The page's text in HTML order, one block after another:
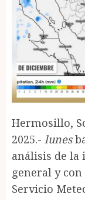
Hermosillo,
2025.- lunes
análisis de
general y
Servicio